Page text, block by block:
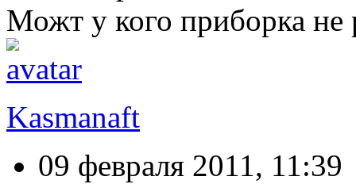
Можт у кого приборка не
Kasmanaft
09 февраля 2011, 11:39